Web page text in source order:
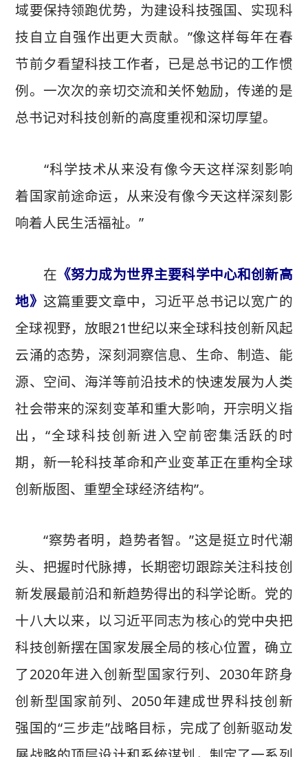
域要保持领跑优势，为建设科技强国、实现科
技自立自强作出更大贡献。”像这样每年在春
节前夕看望科技工作者，已是总书记的工作惯
例。一次次的亲切交流和关怀勉励，传递的是
总书记对科技创新的高度重视和深切厚望。
“科学技术从来没有像今天这样深刻影响
着国家前途命运，从来没有像今天这样深刻影
响着人民生活福祉。”
在 《努力成为世界主要科学中心和创新高
地》 这篇重要文章中，习近平总书记以宽广的
全球视野，放眼21世纪以来全球科技创新风起
云涌的态势，深刻洞察信息、生命、制造、能
源、空间、海洋等前沿技术的快速发展为人类
社会带来的深刻变革和重大影响，开宗明义指
出，“全球科技创新进入空前密集活跃的时
期，新一轮科技革命和产业变革正在重构全球
创新版图、重塑全球经济结构”。
“察势者明，趋势者智。”这是挺立时代潮
头、把握时代脉搏，长期密切跟踪关注科技创
新发展最前沿和新趋势得出的科学论断。党的
十八大以来，以习近平同志为核心的党中央把
科技创新摆在国家发展全局的核心位置，确立
了2020年进入创新型国家行列、2030年跻身
创新型国家前列、2050年建成世界科技创新
强国的“三步走”战略目标，完成了创新驱动发